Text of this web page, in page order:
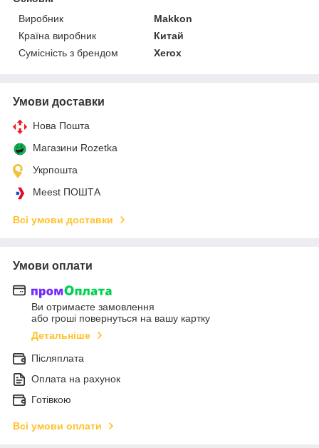
Виробник
Makkon
Країна виробник
Китай
Сумісність з брендом
Xerox
Умови доставки
Нова Пошта
Магазини Rozetka
Укрпошта
Meest ПОШТА
Всі умови доставки
Умови оплати
Ви отримаєте замовлення
або гроші повернуться на вашу картку
Детальніше
Післяплата
Оплата на рахунок
Готівкою
Всі умови оплати